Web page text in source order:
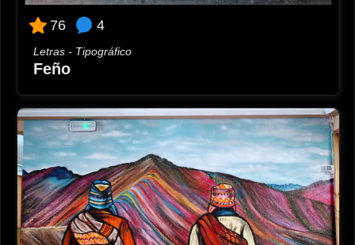
76 4
Letras - Tipográfico
Feño